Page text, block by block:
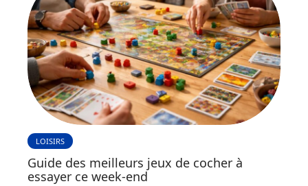
LOISIRS
Guide des meilleurs jeux de cocher à
essayer ce week-end